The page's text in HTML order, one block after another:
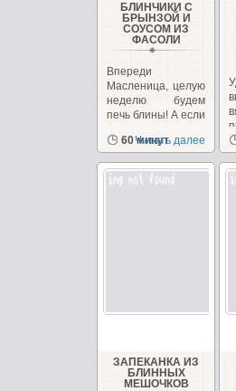
БЛИНЧИКИ С
БРЫНЗОЙ И
СОУСОМ ИЗ
ФАСОЛИ
Впереди
Масленица, целую
неделю будем
печь блины! А если
традиционные...
60 минут
Читать далее
ЗАПЕКАНКА ИЗ
БЛИННЫХ
МЕШОЧКОВ